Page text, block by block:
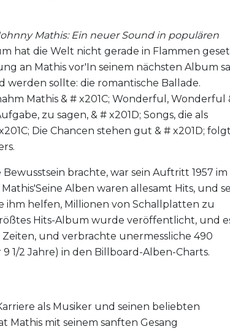
Mathis: Ein neuer Sound in populären
hat die Welt nicht gerade in Flammen
an Mathis vor'In seinem nächsten Album
werden sollte: die romantische Ballade.
Mathis & # x201C; Wonderful, Wonderful
zu sagen, & # x201D; Songs, die als
Die Chancen stehen gut & # x201D;
brachte, war sein Auftritt 1957 im
Mathis'Seine Alben waren allesamt Hits, und
ihm helfen, Millionen von Schallplatten zu
Hits-Album wurde veröffentlicht, und
und verbrachte unermessliche 490
1/2 Jahre) in den Billboard-Alben-Charts.
als Musiker und seinen beliebten
Mathis mit seinem sanften Gesang